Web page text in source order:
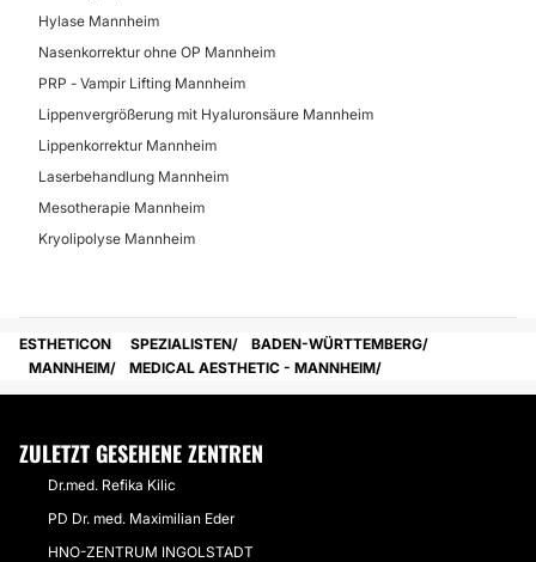
Hylase Mannheim
Nasenkorrektur ohne OP Mannheim
PRP - Vampir Lifting Mannheim
Lippenvergrößerung mit Hyaluronsäure Mannheim
Lippenkorrektur Mannheim
Laserbehandlung Mannheim
Mesotherapie Mannheim
Kryolipolyse Mannheim
ESTHETICON SPEZIALISTEN
BADEN-WÜRTTEMBERG
MANNHEIM
MEDICAL AESTHETIC - MANNHEIM
ZULETZT GESEHENE ZENTREN
Dr.med. Refika Kilic
PD Dr. med. Maximilian Eder
HNO-ZENTRUM INGOLSTADT